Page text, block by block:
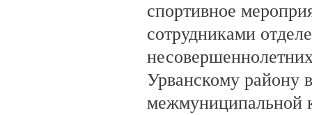
спортивное
сотрудниками
Урванскому району
межмуниципальной